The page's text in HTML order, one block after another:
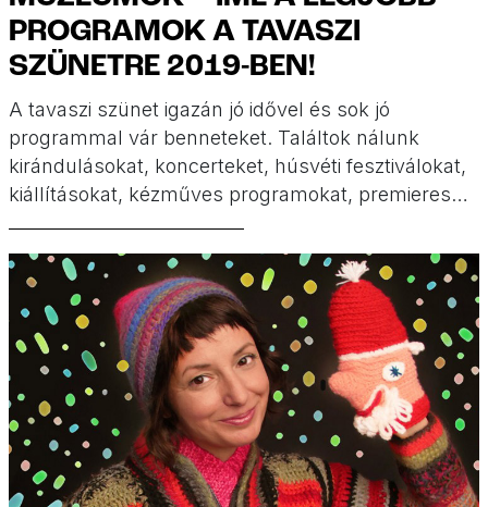
PROGRAMOK A TAVASZI
SZÜNETRE 2019-BEN!
A tavaszi szünet igazán jó idővel és sok jó
programmal vár benneteket. Találtok nálunk
kirándulásokat, koncerteket, húsvéti fesztiválokat,
kiállításokat, kézműves programokat, premieres
Varázslatos világűr című kiállításra is nyerhettek
családi belépőt!